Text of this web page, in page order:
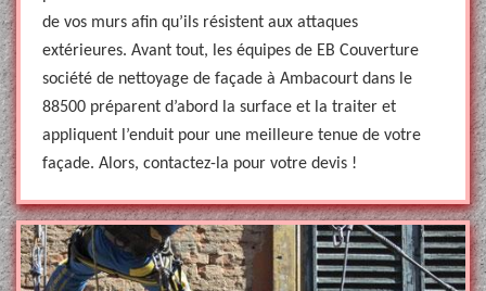
de vos murs afin qu’ils résistent aux attaques
extérieures. Avant tout, les équipes de EB Couverture
société de nettoyage de façade à Ambacourt dans le
88500 préparent d’abord la surface et la traiter et
appliquent l’enduit pour une meilleure tenue de votre
façade. Alors, contactez-la pour votre devis !